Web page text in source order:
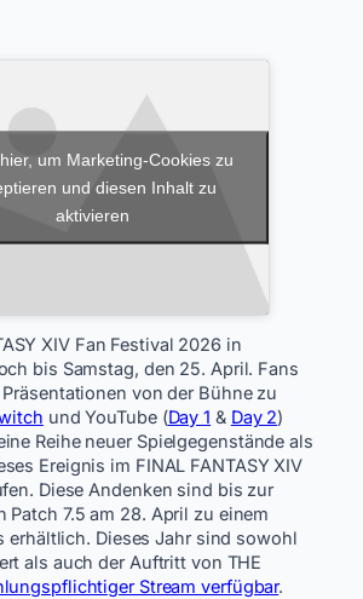
um Marketing-Cookies zu
und diesen Inhalt zu
aktivieren
XIV Fan Festival 2026 in
bis Samstag, den 25. April. Fans
von der Bühne zu
und YouTube (Day 1 & Day 2)
Reihe neuer Spielgegenstände als
Ereignis im FINAL FANTASY XIV
Diese Andenken sind bis zur
Patch 7.5 am 28. April zu einem
erhältlich. Dieses Jahr sind sowohl
als auch der Auftritt von THE
Stream verfügbar. ​